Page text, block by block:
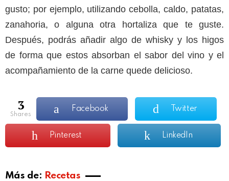
gusto; por ejemplo, utilizando cebolla, caldo, patatas,
zanahoria, o alguna otra hortaliza que te guste.
Después, podrás añadir algo de whisky y los higos
de forma que estos absorban el sabor del vino y el
acompañamiento de la carne quede delicioso.
3
shares
Facebook Twitter
Pinterest LinkedIn
Más de: Recetas